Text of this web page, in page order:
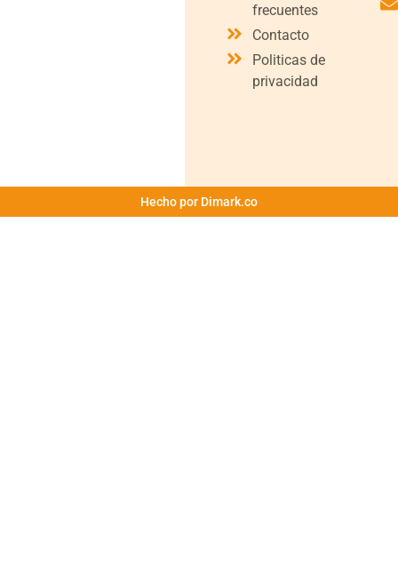
frecuentes
Contacto
Politicas de
privacidad
Hecho por Dimark.co